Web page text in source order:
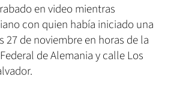
en video mientras
con quien había iniciado una
27 de noviembre en horas de la
de Alemania y calle Los